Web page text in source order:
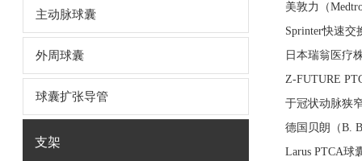
主动脉球囊
外周球囊
球囊扩张导管
支架
美敦力（
‌Sprinter快速交
日本瑞翁医疗
‌Z-FUTURE
于冠状动脉狭
德国贝朗（B.
‌Larus PTCA球